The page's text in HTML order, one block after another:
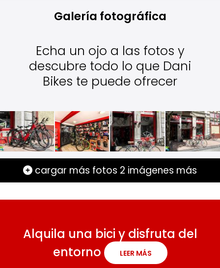
Galería fotográfica
Echa un ojo a las fotos y
descubre todo lo que Dani
Bikes te puede ofrecer
cargar más fotos 2 imágenes más
Alquila una bici y disfruta del
entorno
LEER MÁS